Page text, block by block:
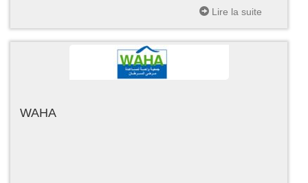
Lire la suite
WAHA